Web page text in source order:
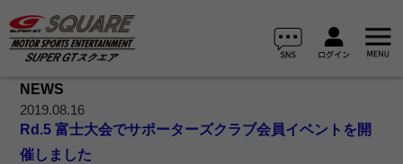
NEWS
2019.08.16
Rd.5 富士大会でサポーターズクラブ会員イベントを開
催しました